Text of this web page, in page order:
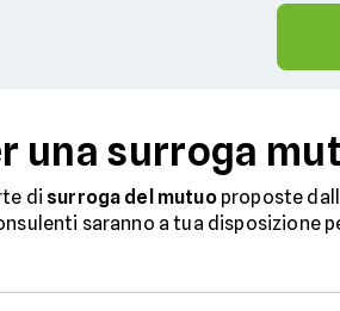
una surroga
di surroga del mutuoproposte
saranno a tua disposizione